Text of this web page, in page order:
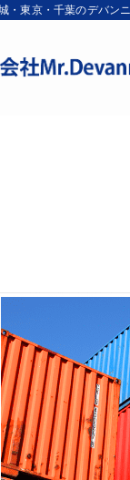
・東京・千葉のデバン